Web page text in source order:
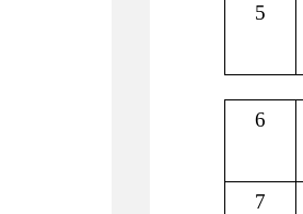
5
6
7